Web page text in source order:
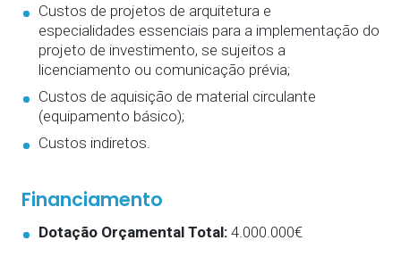
Custos de projetos de arquitetura e
especialidades essenciais para a implementação do
projeto de investimento, se sujeitos a
licenciamento ou comunicação prévia;
Custos de aquisição de material circulante
(equipamento básico);
Custos indiretos.
Financiamento
Dotação Orçamental Total:4.000.000€